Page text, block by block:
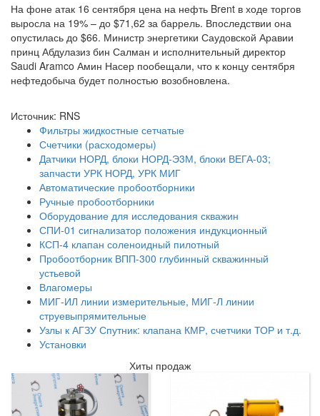
На фоне атак 16 сентября цена на нефть Brent в ходе торгов
выросла на 19% – до $71,62 за баррель. Впоследствии она
опустилась до $66. Министр энергетики Саудовской Аравии
принц Абдулазиз бин Салман и исполнительный директор
Saudi Aramco Амин Насер пообещали, что к концу сентября
нефтедобыча будет полностью возобновлена.
Источник: RNS
Фильтры жидкостные сетчатые
Счетчики (расходомеры)
Датчики НОРД, блоки НОРД-Э3М, блоки ВЕГА-03;
запчасти УРК НОРД, УРК МИГ
Автоматические пробоотборники
Ручные пробоотборники
Оборудование для исследования скважин
СПИ-01 сигнализатор положения индукционный
КСП-4 клапан соленоидный пилотный
Пробоотборник ВПП-300 глубинный скважинный
устьевой
Влагомеры
МИГ-ИЛ линии измерительные, МИГ-Л линии
струевыпрямительные
Узлы к АГЗУ Спутник: клапана КМР, счетчики ТОР и т.д.
Установки
Хиты продаж